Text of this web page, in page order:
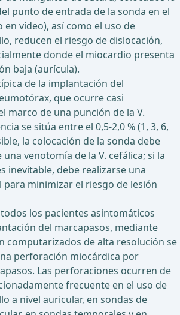
punto de entrada de la sonda en el
en vídeo), así como el uso de
reducen el riesgo de dislocación,
donde el miocardio presenta
baja (aurícula).
de la implantación del
que ocurre casi
marco de una punción de la V.
se sitúa entre el 0,5-2,0 % (1, 3, 6,
la colocación de la sonda debe
venotomía de la V. cefálica; si la
inevitable, debe realizarse una
minimizar el riesgo de lesión
todos los pacientes asintomáticos
del marcapasos, mediante
computarizados de alta resolución se
perforación miocárdica por
Las perforaciones ocurren de
frecuente en el uso de
a nivel auricular, en sondas de